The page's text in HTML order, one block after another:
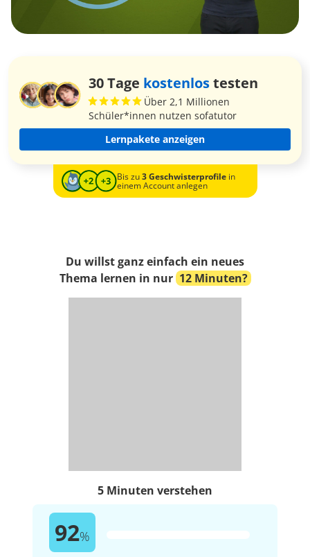
30 Tage kostenlostesten
Über 2,1 Millionen
Schüler*innen nutzen sofatutor
Lernpakete anzeigen
Bis zu3 Geschwisterprofilein
einem Account anlegen
Du willst ganz einfach ein neues
Thema lernen in nur 12 Minuten?
5 Minuten verstehen
92%